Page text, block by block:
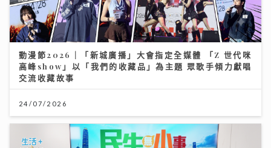
動漫節2026｜「新城廣播」大會指定全媒體 「Z 世代咪
高峰show」以「我們的收藏品」為主題 眾歌手傾力獻唱
交流收藏故事
24/07/2026